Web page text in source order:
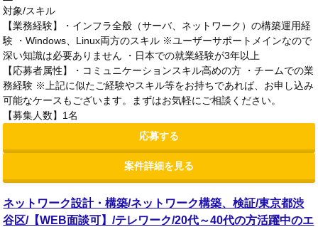
対象/スキル
【業務経験】・インフラ全般（サーバ、ネットワーク）の構築運用経
験 ・Windows、Linux両方のスキル ※ユーザーサポートメインなので
深い知識は必要ありません ・日本での就業経験が3年以上
【応募者属性】・コミュニケーションスキル高めの方 ・チームでの業
務経験 ※上記に似たご経験やスキル等をお持ちであれば、お申し込み
可能なケースもございます。まずはお気軽にご相談ください。
【募集人数】1名
応募する
案件詳細を見る
ネットワーク設計・構築/ネットワーク構築、検証/東京都渋
谷区/【WEB面談可】/テレワーク/20代～40代の方活躍中のエ